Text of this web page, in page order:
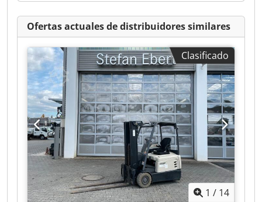
Ofertas actuales de distribuidores similares
Clasificado
1 / 14